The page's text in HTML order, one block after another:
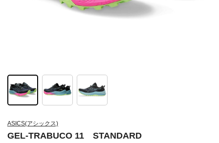
ASICS(アシックス)
GEL-TRABUCO 11 STANDARD